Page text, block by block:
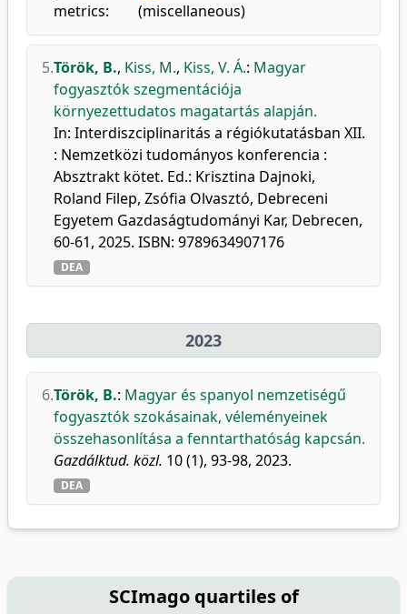
metrics:
(miscellaneous)
5.Török, B., Kiss, M., Kiss, V. Á.: Magyar
fogyasztók szegmentációja
környezettudatos magatartás alapján.
In: Interdiszciplinaritás a régiókutatásban XII.
: Nemzetközi tudományos konferencia :
Absztrakt kötet. Ed.: Krisztina Dajnoki,
Roland Filep, Zsófia Olvasztó, Debreceni
Egyetem Gazdaságtudományi Kar, Debrecen,
60-61, 2025. ISBN: 9789634907176
DEA
2023
6.Török, B.: Magyar és spanyol nemzetiségű
fogyasztók szokásainak, véleményeinek
összehasonlítása a fenntarthatóság kapcsán.
Gazdálktud. közl. 10 (1), 93-98, 2023.
DEA
SCImago quartiles of